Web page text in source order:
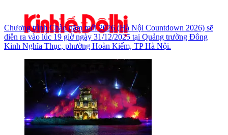
Chương trình Chào năm mới 2026 (Hà Nội Countdown 2026) sẽ
diễn ra vào lúc 19 giờ ngày 31/12/2025 tại Quảng trường Đông
Kinh Nghĩa Thục, phường Hoàn Kiếm, TP Hà Nội.